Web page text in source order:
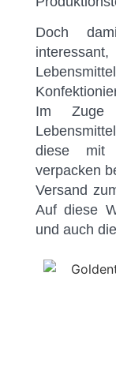
Doch
Im Zuge
diese mit
verpacken
Versand
Auf diese
und auch